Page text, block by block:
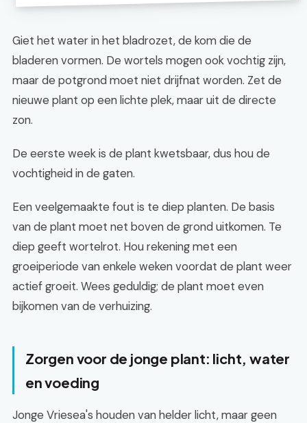
Giet het water in het bladrozet, de kom die de
bladeren vormen. De wortels mogen ook vochtig zijn,
maar de potgrond moet niet drijfnat worden. Zet de
nieuwe plant op een lichte plek, maar uit de directe
zon.
De eerste week is de plant kwetsbaar, dus hou de
vochtigheid in de gaten.
Een veelgemaakte fout is te diep planten. De basis
van de plant moet net boven de grond uitkomen. Te
diep geeft wortelrot. Hou rekening met een
groeiperiode van enkele weken voordat de plant weer
actief groeit. Wees geduldig; de plant moet even
bijkomen van de verhuizing.
Zorgen voor de jonge plant: licht, water
en voeding
Jonge Vriesea's houden van helder licht, maar geen